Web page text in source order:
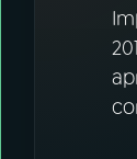
ACOMPANHE